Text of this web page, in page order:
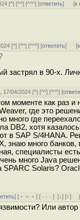
[^] [^^] [^^^] [ответить] [к
[^] [^^] [^^^] [ответить] [
застрял в 90-х.
17/04/2024 [^] [^^] [^^^] [
моменте как раз
где это
много где
DB2, хотя
в SAP S/4HANA.
знаю много
специалисты
много Java
Solaris?
] [ ﹢﹢﹢] [ · · ·][↓] [↑]
Или